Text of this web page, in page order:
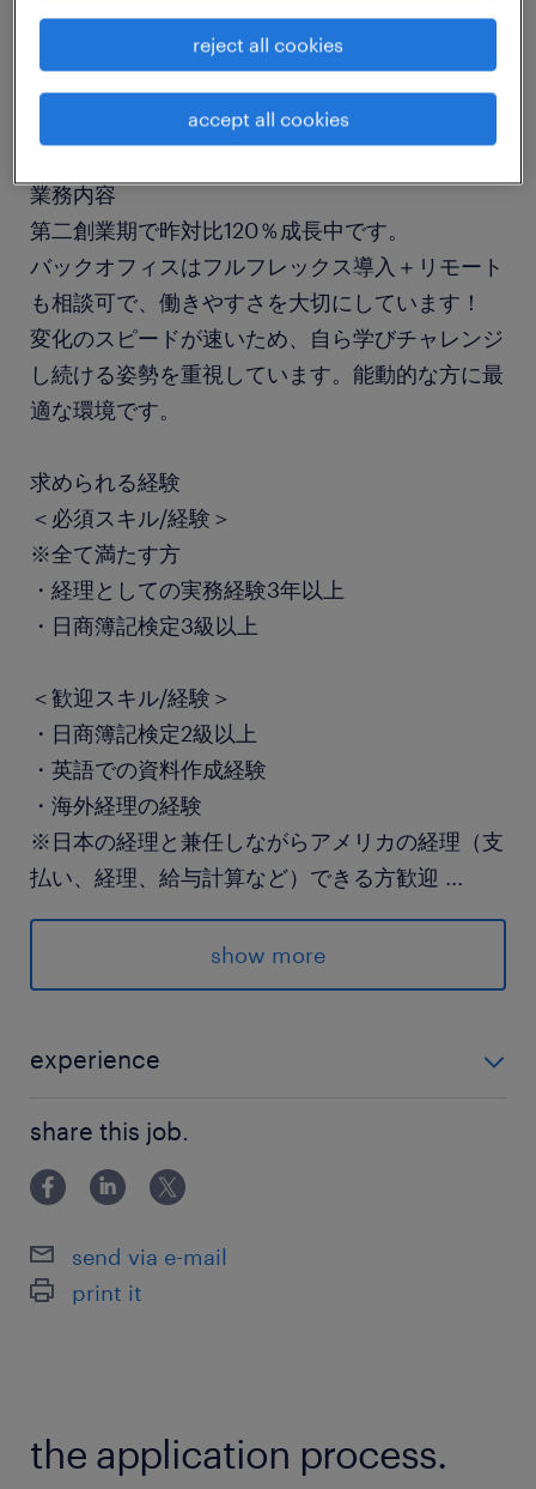
社名非公開
職種
財務、会計、税務、経理
業務内容
第二創業期で昨対比120％成長中です。
バックオフィスはフルフレックス導入＋リモート
も相談可で、働きやすさを大切にしています！
変化のスピードが速いため、自ら学びチャレンジ
し続ける姿勢を重視しています。能動的な方に最
適な環境です。
求められる経験
＜必須スキル/経験＞
※全て満たす方
・経理としての実務経験3年以上
・日商簿記検定3級以上
＜歓迎スキル/経験＞
・日商簿記検定2級以上
・英語での資料作成経験
・海外経理の経験
※日本の経理と兼任しながらアメリカの経理（支
払い、経理、給与計算など）できる方歓迎 ...
健康保険 厚生年金保険 雇用保険
待遇・福利厚生
雇用保険、労災保険、退職金制度
＜各手当・制度補足＞
通勤手当：全額支給（規定に基づき支給）
社会保険：各種社会保険完備
退職金制度：補足事項なし
60歳
show more
experience
実務経験3年以上 ・日商簿記検定3級以上 ＜歓迎スキ
ル/経験＞ ・日商簿記検定2級以上 ・英語での資料作成
経験 ・海外経理の経験 ※日本の経理と兼
share this job.
send via e-mail
print it
the application process.
reject all cookies
accept all cookies